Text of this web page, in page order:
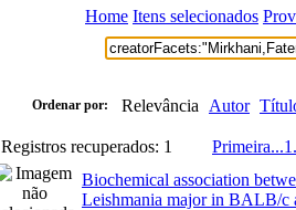
Home Itens selecionados
Ordenar por: Relevância Autor
Registros recuperados: 1 Primeira...1
Biochemical association
Leishmania major in BALB/c